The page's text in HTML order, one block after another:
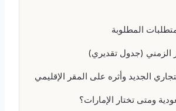
المطلوبة
الزمني (جدول تقديري)
الجديد وأثره على المقر الإقليمي
ومتى تختار الإمارات؟